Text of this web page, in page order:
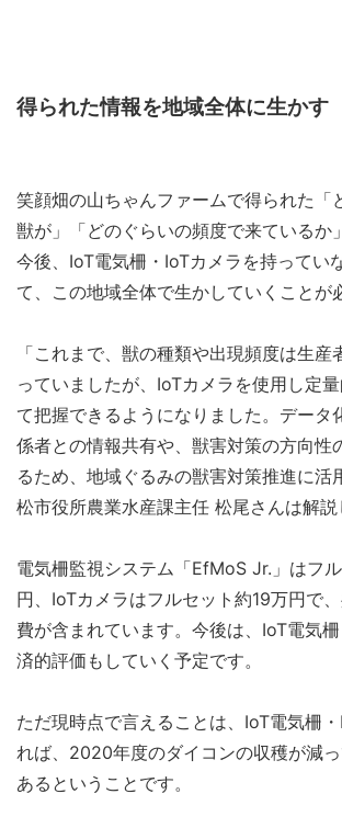
得られた情報を地域全体に生かす
笑顔畑の山ちゃんファームで得られた「
獣が」「どのぐらいの頻度で来ているか
今後、IoT電気柵・IoTカメラを持ってい
て、この地域全体で生かしていくことが
「これまで、獣の種類や出現頻度は生産
っていましたが、IoTカメラを使用し定
て把握できるようになりました。データ
係者との情報共有や、獣害対策の方向性
るため、地域ぐるみの獣害対策推進に活
松市役所農業水産課主任 松尾さんは解説
電気柵監視システム「EfMoS Jr.」はフ
円、IoTカメラはフルセット約19万円で
費が含まれています。今後は、IoT電気
済的評価もしていく予定です。
ただ現時点で言えることは、IoT電気柵
れば、2020年度のダイコンの収穫が減
あるということです。